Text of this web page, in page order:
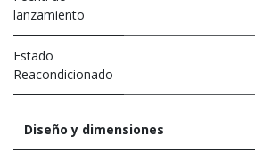
lanzamiento
Estado
Reacondicionado
Diseño y dimensiones